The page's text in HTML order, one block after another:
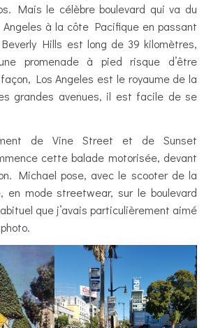
Mais le célèbre boulevard qui va du
à la côte Pacifique en passant
Hills est long de 39 kilomètres,
promenade à pied risque d’être
Los Angeles est le royaume de la
grandes avenues, il est facile de se
de Vine Street et de Sunset
cette balade motorisée, devant
Michael pose, avec le scooter de la
en mode streetwear, sur le boulevard
que j’avais particulièrement aimé